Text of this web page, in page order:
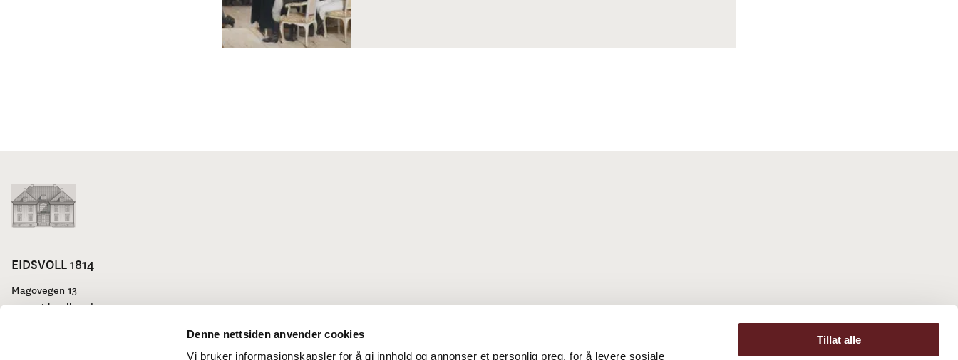
Denne nettsiden anvender cookies
Vi bruker informasjonskapsler for å gi innhold og annonser et personlig preg, for å levere sosiale
Tillat alle
EIDSVOLL 1814
Magovegen 13
2074 Eidsvoll Verk